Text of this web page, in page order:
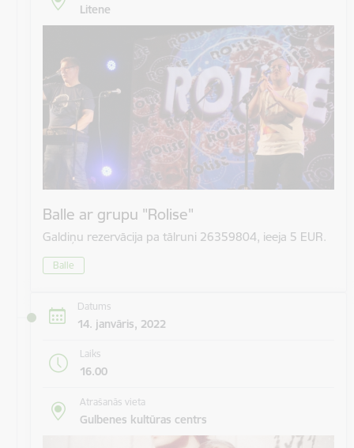
Litene
Balle ar grupu "Rolise"
Galdiņu rezervācija pa tālruni 26359804, ieeja 5 EUR.
Balle
Datums
14. janvāris, 2022
Laiks
16.00
Atrašanās vieta
Gulbenes kultūras centrs